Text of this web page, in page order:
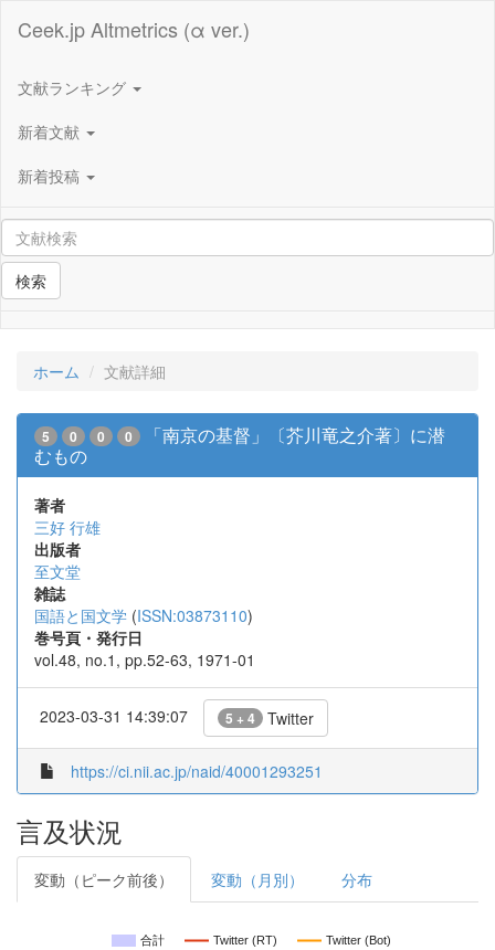
Ceek.jp Altmetrics (α ver.)
文献ランキング
新着文献
新着投稿
検索
ホーム 文献詳細
5 0 0 0
「南京の基督」〔芥川竜之介著〕に潜
むもの
著者
三好 行雄
出版者
至文堂
雑誌
国語と国文学 (ISSN:03873110)
巻号頁・発行日
vol.48, no.1, pp.52-63, 1971-01
2023-03-31 14:39:07 5 + 4 Twitter
https://ci.nii.ac.jp/naid/40001293251
言及状況
変動（ピーク前後） 変動（月別） 分布
合計 Twitter (RT) Twitter (Bot)